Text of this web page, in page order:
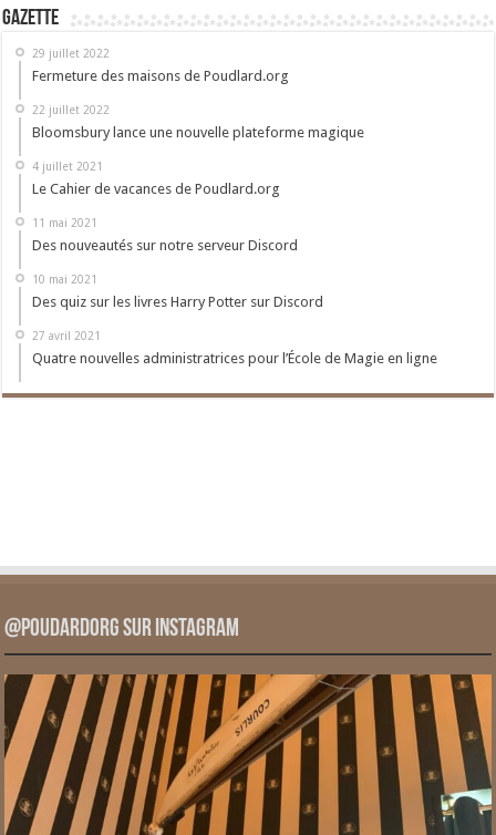
Gazette
29 juillet 2022
Fermeture des maisons de Poudlard.org
22 juillet 2022
Bloomsbury lance une nouvelle plateforme magique
4 juillet 2021
Le Cahier de vacances de Poudlard.org
11 mai 2021
Des nouveautés sur notre serveur Discord
10 mai 2021
Des quiz sur les livres Harry Potter sur Discord
27 avril 2021
Quatre nouvelles administratrices pour l’École de Magie en ligne
@PoudardOrg sur Instagram